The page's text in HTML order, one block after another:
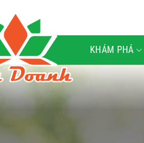
KHÁM PHÁ